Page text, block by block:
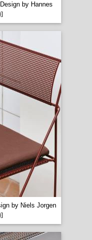
by Hannes
by Niels Jorgen